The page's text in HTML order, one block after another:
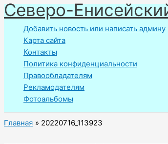
Перейти
к
содержимому
Северо-
Добавить новость или написать админу
Карта сайта
Контакты
Политика конфиденциальности
Правообладателям
Рекламодателям
Фотоальбомы
Главная 20220716_113923